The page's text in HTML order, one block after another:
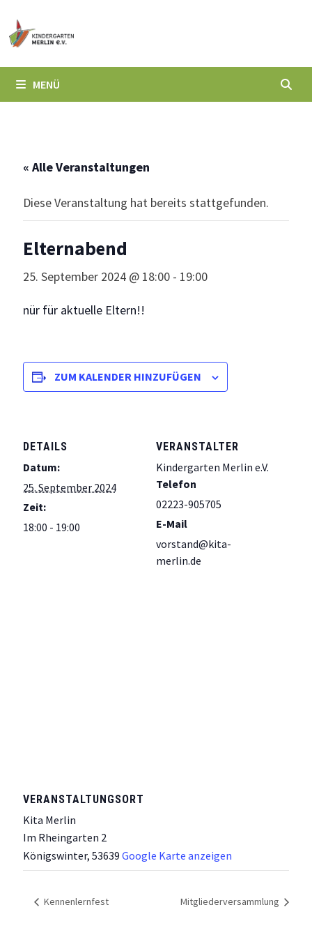
Inhalt
springen
MENÜ
« Alle Veranstaltungen
Diese Veranstaltung hat bereits stattgefunden.
Elternabend
25. September 2024 @ 18:00- 19:00
nür für aktuelle Eltern!!
ZUM KALENDER HINZUFÜGEN
DETAILS
Datum:
25. September 2024
Zeit:
18:00 - 19:00
VERANSTALTER
Kindergarten Merlin e.V.
Telefon
02223-905705
E-Mail
vorstand@kita-
merlin.de
VERANSTALTUNGSORT
Kita Merlin
Im Rheingarten 2
Königswinter, 53639 Google Karte anzeigen
Kennenlernfest Mitgliederversammlung